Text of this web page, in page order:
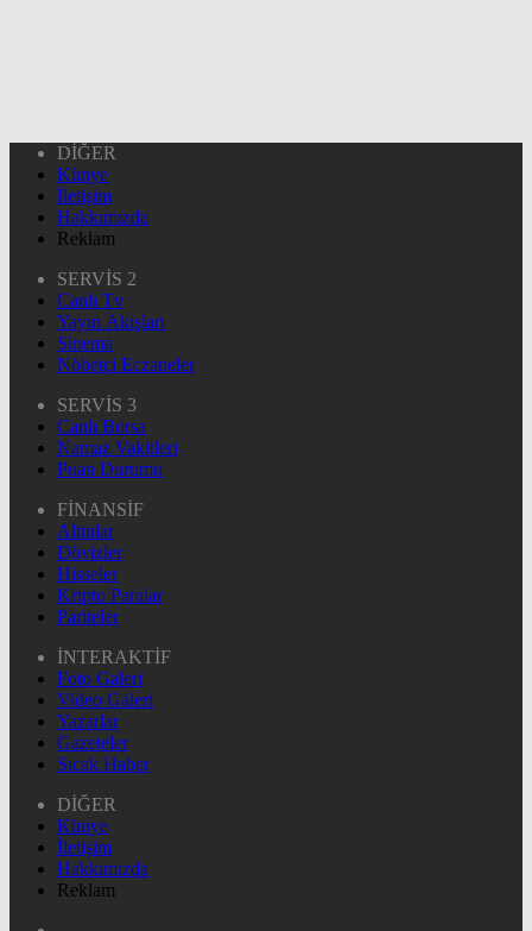
DİĞER
Künye
İletişim
Hakkımızda
Reklam
SERVİS 2
Canlı Tv
Yayın Akışları
Sinema
Nöbetçi Eczaneler
SERVİS 3
Canlı Borsa
Namaz Vakitleri
Puan Durumu
FİNANSİF
Altınlar
Dövizler
Hisseler
Kripto Paralar
Pariteler
İNTERAKTİF
Foto Galeri
Video Galeri
Yazarlar
Gazeteler
Sıcak Haber
DİĞER
Künye
İletişim
Hakkımızda
Reklam